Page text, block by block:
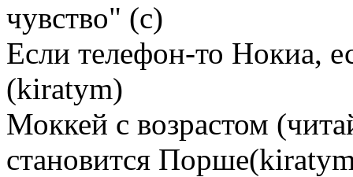
чувство" (с)
Если телефон-то Нокиа,
(kiratym)
Моккей с возрастом
становится